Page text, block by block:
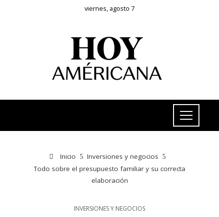
viernes, agosto 7
Inicio
Inversiones y negocios
Todo sobre el presupuesto familiar y su correcta
elaboración
INVERSIONES Y NEGOCIOS